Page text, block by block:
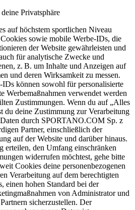
Privatsphäre
auf höchstem sportlichen Niveau
sowie mobile Werbe-IDs, die
der Website gewährleisten und
für analytische Zwecke und
z. B. um Inhalte und Anzeigen auf
und deren Wirksamkeit zu messen.
können sowohl für personalisierte
Werbemaßnahmen verwendet werden
Zustimmungen. Wenn du auf „Alles
du deine Zustimmung zur Verarbeitung
Daten durch SPORTANO.COM Sp. z
Partner, einschließlich der
auf der Website und darüber hinaus.
erteilen, den Umfang einschränken
widerrufen möchtest, gehe bitte
Cookies deine personenbezogenen
Verarbeitung auf dem berechtigten
einen hohen Standard bei der
von Administrator und
sicherzustellen. Der